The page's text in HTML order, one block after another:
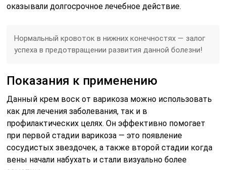
оказывали долгосрочное лечебное действие.
Нормальный кровоток в нижних конечностях — залог
успеха в предотвращении развития данной болезни!
Показания к применению
Данный крем воск от варикоза можно использовать
как для лечения заболевания, так и в
профилактических целях. Он эффективно помогает
при первой стадии варикоза — это появление
сосудистых звездочек, а также второй стадии когда
вены начали набухать и стали визуально более